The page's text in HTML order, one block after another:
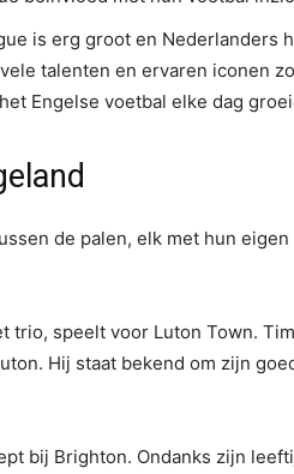
is erg groot en Nederlanders
talenten en ervaren iconen
Engelse voetbal elke dag
de palen, elk met hun
trio, speelt voor Luton Town.
Hij staat bekend om zijn
bij Brighton. Ondanks zijn